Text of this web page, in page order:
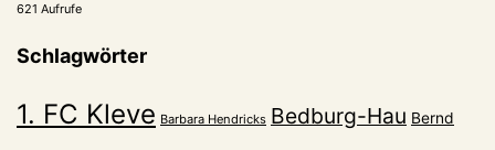
621 Aufrufe
Schlagwörter
1. FC Kleve Barbara Hendricks Bedburg-Hau Bernd